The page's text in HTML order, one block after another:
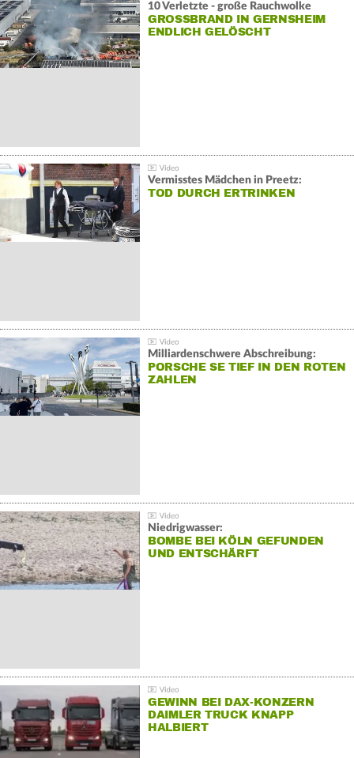
10 Verletzte - große Rauchwolke
GROSSBRAND IN GERNSHEIM E
NDLICH GELÖSCHT
Vermisstes Mädchen in Preetz:
TOD DURCH ERTRINKEN
Milliardenschwere Abschreibung:
PORSCHE SE TIEF IN DEN ROTEN
ZAHLEN
Niedrigwasser:
BOMBE BEI KÖLN GEFUNDEN
UND ENTSCHÄRFT
GEWINN BEI DAX-KONZERN
DAIMLER TRUCK KNAPP
HALBIERT